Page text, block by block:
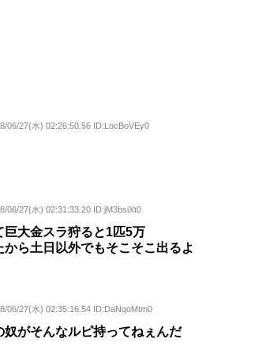
06/27(水) 02:26:50.56 ID:LocBoVEy0
06/27(水) 02:31:33.20 ID:jM3bsiXt0
巨大金スラ狩ると1匹5万
から土日以外でもそこそこ出るよ
06/27(水) 02:35:16.54 ID:DaNqoMtm0
奴がそんなルピ持ってねぇんだ